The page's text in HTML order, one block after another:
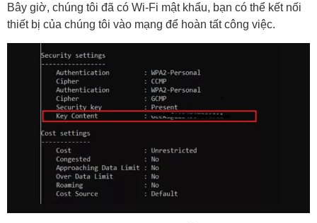
Bây giờ, chúng tôi đã có Wi-Fi mật khẩu, bạn có thể kết nối
thiết bị của chúng tôi vào mạng để hoàn tất công việc.